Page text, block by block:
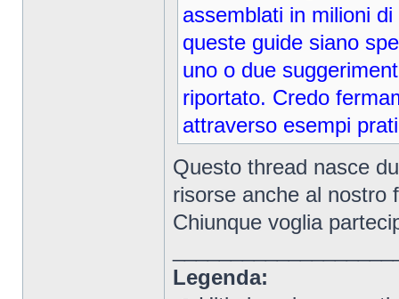
assemblati in milioni
queste guide siano
uno o due
riportato. Credo
attraverso esempi
Questo thread nasce
risorse anche al nostro
Chiunque voglia
Legenda: